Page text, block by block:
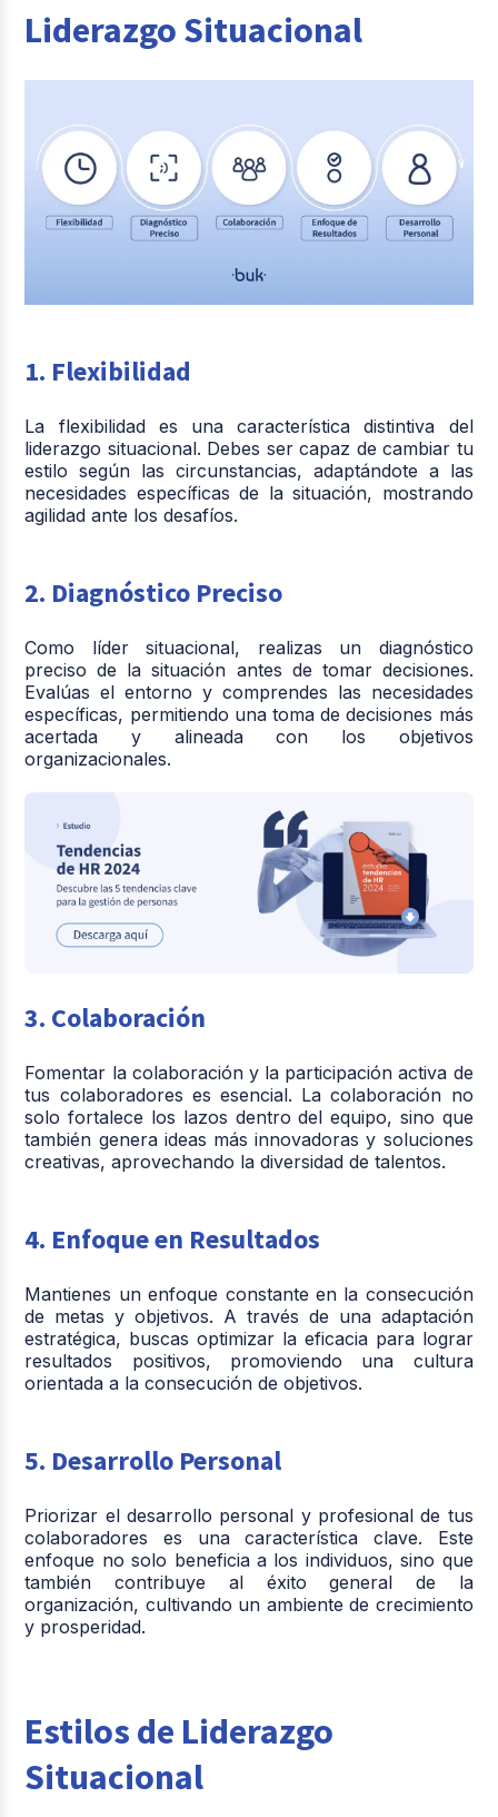
Liderazgo Situacional
1. Flexibilidad
La flexibilidad es una característica distintiva del
liderazgo situacional. Debes ser capaz de cambiar tu
estilo según las circunstancias, adaptándote a las
necesidades específicas de la situación, mostrando
agilidad ante los desafíos.
2. Diagnóstico Preciso
Como líder situacional, realizas un diagnóstico
preciso de la situación antes de tomar decisiones.
Evalúas el entorno y comprendes las necesidades
específicas, permitiendo una toma de decisiones más
acertada y alineada con los objetivos
organizacionales.
3. Colaboración
Fomentar la colaboración y la participación activa de
tus colaboradores es esencial. La colaboración no
solo fortalece los lazos dentro del equipo, sino que
también genera ideas más innovadoras y soluciones
creativas, aprovechando la diversidad de talentos.
4. Enfoque en Resultados
Mantienes un enfoque constante en la consecución
de metas y objetivos. A través de una adaptación
estratégica, buscas optimizar la eficacia para lograr
resultados positivos, promoviendo una cultura
orientada a la consecución de objetivos.
5. Desarrollo Personal
Priorizar el desarrollo personal y profesional de tus
colaboradores es una característica clave. Este
enfoque no solo beneficia a los individuos, sino que
también contribuye al éxito general de la
organización, cultivando un ambiente de crecimiento
y prosperidad.
Estilos de Liderazgo
Situacional